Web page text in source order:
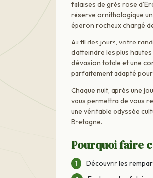
falaises de grès rose
réserve ornithologique
éperon rocheux chargé
Au fil des jours, votre
d'atteindre les plus
d'évasion totale et une
parfaitement adapté
Chaque nuit, après une
vous permettra de vous
une véritable odyssée
Bretagne.
Pourquoi faire
Découvrir les